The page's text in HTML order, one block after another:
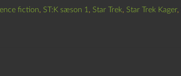
fiction, ST:K sæson 1, Star Trek, Star Trek Kager,